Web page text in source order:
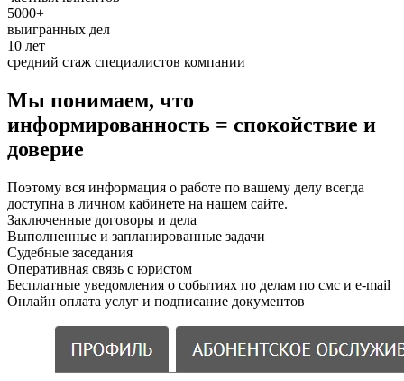
5000+
выигранных дел
10 лет
средний стаж специалистов компании
Мы понимаем, что
информированность = спокойствие и
доверие
Поэтому вся информация о работе по вашему делу всегда
доступна в личном кабинете на нашем сайте.
Заключенные договоры и дела
Выполненные и запланированные задачи
Судебные заседания
Оперативная связь с юристом
Бесплатные уведомления о событиях по делам по смс и e-mail
Онлайн оплата услуг и подписание документов